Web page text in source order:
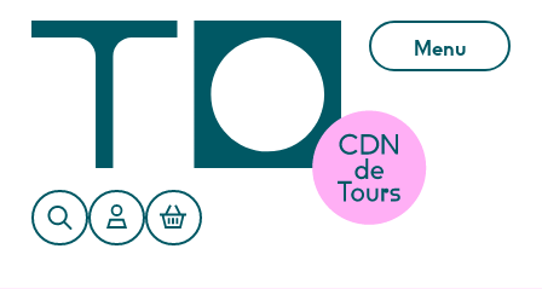
Menu